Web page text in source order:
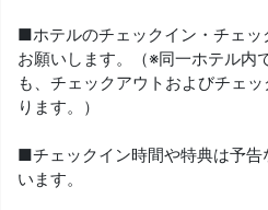
■ホテルのチェックイン・チェ
お願いします。（※同一ホテル内
も、チェックアウトおよびチェ
ります。）
■チェックイン時間や特典は予
います。